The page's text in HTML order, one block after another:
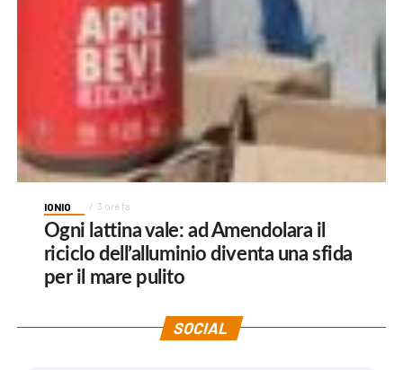
IONIO 3 ore fa
Ogni lattina vale: ad Amendolara il
riciclo dell’alluminio diventa una sfida
per il mare pulito
SOCIAL